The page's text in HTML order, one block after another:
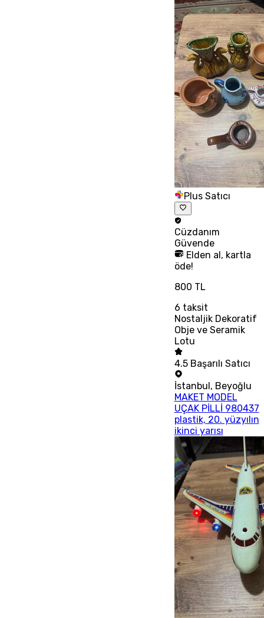
Plus Satıcı
Cüzdanım
Güvende
Elden al, kartla
öde!
800 TL
6 taksit
Nostaljik Dekoratif
Obje ve Seramik
Lotu
4.5 Başarılı Satıcı
İstanbul, Beyoğlu
MAKET MODEL
UÇAK PİLLİ 980437
plastik, 20. yüzyılın
ikinci yarısı